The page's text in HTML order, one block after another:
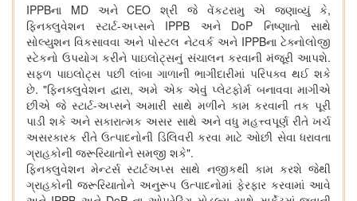
IPPBના MD અને CEO શ્રી જે વેંકટરામુ એ જણાવ્યું કે,
ફિનક્લુવેશન સ્ટાર્ટ-અપ્સને IPPB અને DoP નિષ્ણાતો સાથે
સોલ્યુશન વિકસાવવા અને પોસ્ટલ નેટવર્ક અને IPPBના ટેક્નોલોજી
સ્ટેકનો ઉપયોગ કરીને પાઇલોટ્સનું સંચાલન કરવાની મંજૂરી આપશે.
સફળ પાઇલોટ્સ પછી લાંબા ગાળાની ભાગીદારીમાં પરિપક્વ થઈ શકે
છે. "ફિનક્લુવેશન દ્વારા, અમે એક એવું પ્લેટફોર્મ બનાવવા માગીએ
છીએ જે સ્ટાર્ટ-અપ્સને અમારી સાથે મળીને કામ કરવાની તક પૂરી
પાડી શકે અને સકારાત્મક અસર સાથે અને વધુ મહત્ત્વપૂર્ણ રીતે ખર્ચ
અસરકારક રીતે ઉત્પાદનોની ડિલિવરી કરવા માટે ઓછી સેવા ધરાવતા
ગ્રાહકોની જરૂરિયાતોને સમજી શકે".
ફિનક્લુવેશન મેન્ટર્સ સ્ટાર્ટઅપ્સ સાથે નજીકથી કામ કરશે જેથી
ગ્રાહકોની જરૂરિયાતોને અનુરૂપ ઉત્પાદનોમાં ફેરફાર કરવામાં આવે